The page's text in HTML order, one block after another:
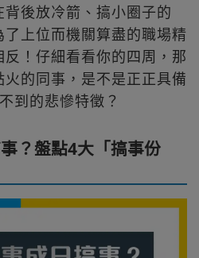
後放冷箭、搞小圈子的
了上位而機關算盡的職場精
！仔細看看你的四周，那
的同事，是不是正正具備
到的悲慘特徵？
？盤點4大「搞事份